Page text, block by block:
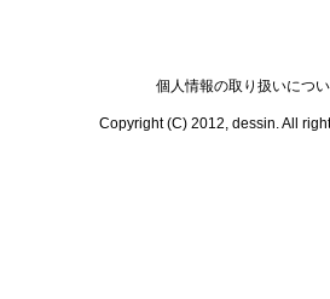
個人情報の取り扱いにつ
Copyright (C) 2012, dessin. All